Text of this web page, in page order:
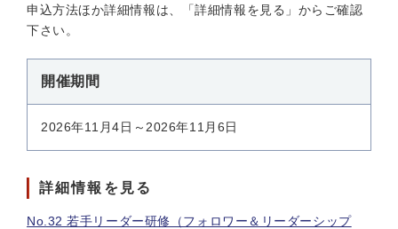
申込方法ほか詳細情報は、「詳細情報を見る」からご確認
下さい。
開催期間
2026年11月4日～2026年11月6日
詳細情報を見る
No.32 若手リーダー研修（フォロワー＆リーダーシップ